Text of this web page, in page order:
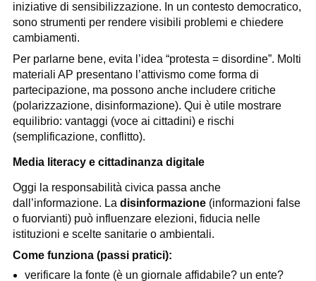
iniziative di sensibilizzazione. In un contesto democratico,
sono strumenti per rendere visibili problemi e chiedere
cambiamenti.
Per parlarne bene, evita l’idea “protesta = disordine”. Molti
materiali AP presentano l’attivismo come forma di
partecipazione, ma possono anche includere critiche
(polarizzazione, disinformazione). Qui è utile mostrare
equilibrio: vantaggi (voce ai cittadini) e rischi
(semplificazione, conflitto).
Media literacy e cittadinanza digitale
Oggi la responsabilità civica passa anche
dall’informazione. La disinformazione(informazioni false
o fuorvianti) può influenzare elezioni, fiducia nelle
istituzioni e scelte sanitarie o ambientali.
Come funziona (passi pratici):
verificare la fonte (è un giornale affidabile? un ente?